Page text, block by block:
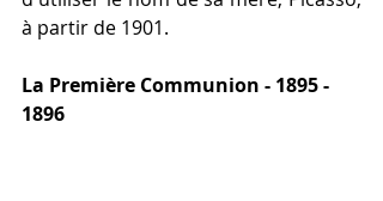
à partir de 1901.
La Première Communion - 1895 -
1896